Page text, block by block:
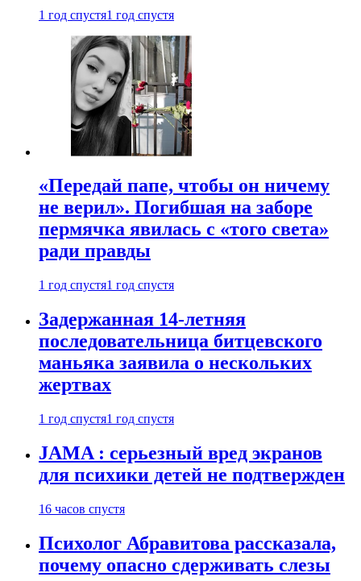
1 год спустя1 год спустя
«Передай папе, чтобы он ничему
не верил». Погибшая на заборе
пермячка явилась с «того света»
ради правды
1 год спустя1 год спустя
Задержанная 14-летняя
последовательница битцевского
маньяка заявила о нескольких
жертвах
1 год спустя1 год спустя
JAMA : серьезный вред экранов
для психики детей не подтвержден
16 часов спустя
Психолог Абравитова рассказала,
почему опасно сдерживать слезы